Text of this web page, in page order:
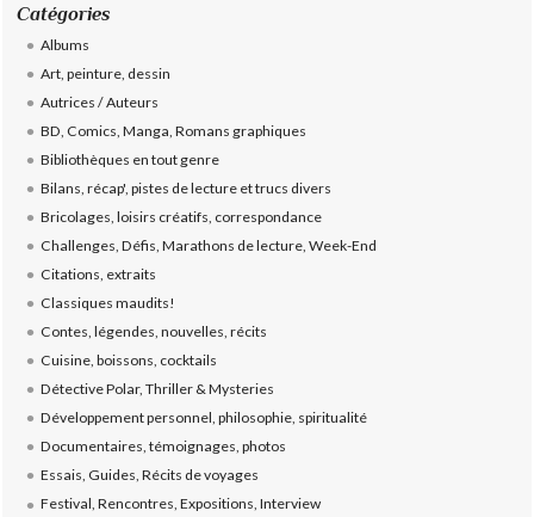
Catégories
Albums
Art, peinture, dessin
Autrices / Auteurs
BD, Comics, Manga, Romans graphiques
Bibliothèques en tout genre
Bilans, récap', pistes de lecture et trucs divers
Bricolages, loisirs créatifs, correspondance
Challenges, Défis, Marathons de lecture, Week-End
Citations, extraits
Classiques maudits!
Contes, légendes, nouvelles, récits
Cuisine, boissons, cocktails
Détective Polar, Thriller & Mysteries
Développement personnel, philosophie, spiritualité
Documentaires, témoignages, photos
Essais, Guides, Récits de voyages
Festival, Rencontres, Expositions, Interview